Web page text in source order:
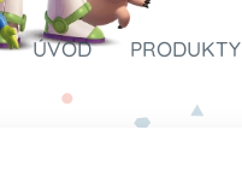
ÚVOD PRODUKTY